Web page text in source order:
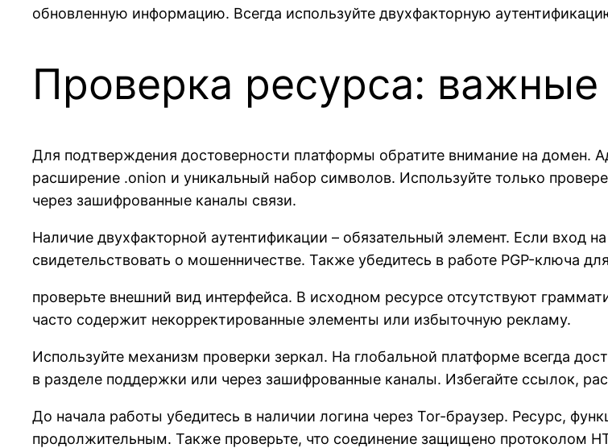
обновленную информацию. Всегда используйте двухфакторную
Проверка ресурса: важные
Для подтверждения достоверности платформы обратите внимание на домен.
расширение .onion и уникальный набор символов. Используйте только
через зашифрованные каналы связи.
Наличие двухфакторной аутентификации – обязательный элемент. Если вход
свидетельствовать о мошенничестве. Также убедитесь в работе PGP-ключа
проверьте внешний вид интерфейса. В исходном ресурсе отсутствуют
часто содержит некорректированные элементы или избыточную рекламу.
Используйте механизм проверки зеркал. На глобальной платформе всегда
в разделе поддержки или через зашифрованные каналы. Избегайте ссылок,
До начала работы убедитесь в наличии логина через Tor-браузер. Ресурс,
продолжительным. Также проверьте, что соединение защищено протоколом